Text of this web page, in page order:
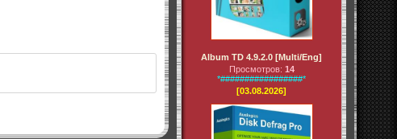
Album TD 4.9.2.0 [Multi/Eng]
Просмотров: 14
*#################*
[03.08.2026]